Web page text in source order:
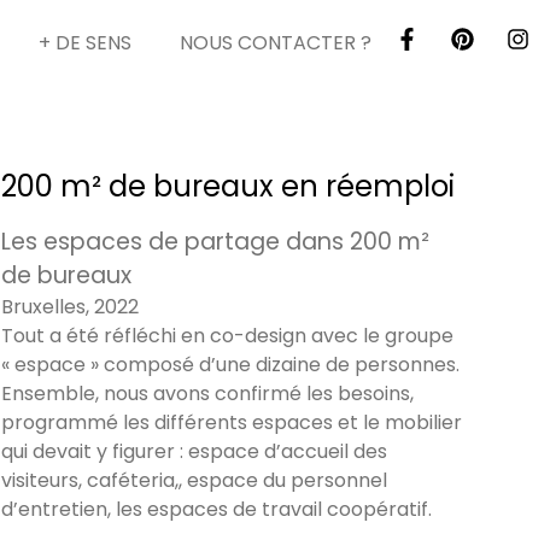
+ DE SENS NOUS CONTACTER ?
200 m² de bureaux en réemploi
Les espaces de partage dans 200 m²
de bureaux
Bruxelles, 2022
Tout a été réfléchi en co-design avec le groupe
« espace » composé d’une dizaine de personnes.
Ensemble, nous avons confirmé les besoins,
programmé les différents espaces et le mobilier
qui devait y figurer : espace d’accueil des
visiteurs, caféteria,, espace du personnel
d’entretien, les espaces de travail coopératif.